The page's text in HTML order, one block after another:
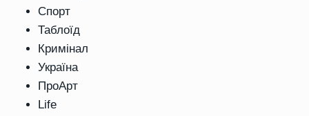
Спорт
Таблоїд
Кримінал
Україна
ПроАрт
Life